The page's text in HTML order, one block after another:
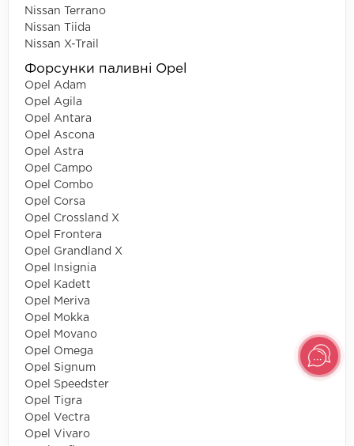
Nissan Terrano
Nissan Tiida
Nissan X-Trail
Форсунки паливні Opel
Opel Adam
Opel Agila
Opel Antara
Opel Ascona
Opel Astra
Opel Campo
Opel Combo
Opel Corsa
Opel Crossland X
Opel Frontera
Opel Grandland X
Opel Insignia
Opel Kadett
Opel Meriva
Opel Mokka
Opel Movano
Opel Omega
Opel Signum
Opel Speedster
Opel Tigra
Opel Vectra
Opel Vivaro